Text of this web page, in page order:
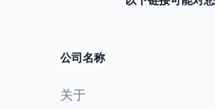
公司名称
关于